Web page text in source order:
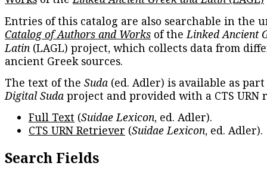
Entries of this catalog are also searchable in the
Catalog of Authors and Works of theLinked Ancient
Latin (LAGL) project, which collects data from
ancient Greek sources.
The text of the Suda (ed. Adler) is available as
Digital Suda project and provided with a CTS URN
Full Text (Suidae Lexicon, ed. Adler).
CTS URN Retriever (Suidae Lexicon, ed. Adler).
Search Fields